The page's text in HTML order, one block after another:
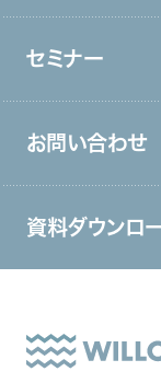
取り組み
外国人雇用
中途採用
セミナー
お問い合わせ
資料ダウンロ
課題
解決したか